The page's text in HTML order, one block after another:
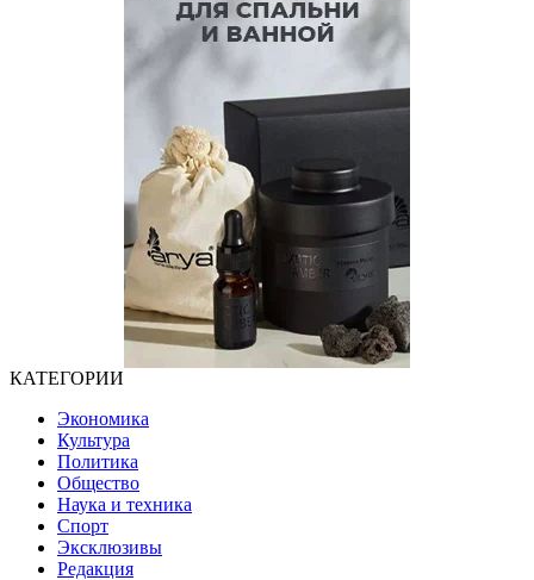
КАТЕГОРИИ
Экономика
Культура
Политика
Общество
Наука и техника
Спорт
Эксклюзивы
Редакция